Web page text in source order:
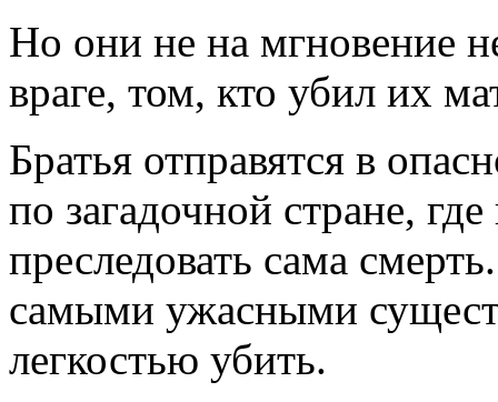
Но они не на мгновение
враге, том, кто убил их
Братья отправятся в
по загадочной стране,
преследовать сама
самыми ужасными
легкостью убить.